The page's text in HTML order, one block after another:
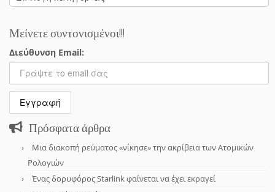
Μείνετε συντονισμένοι!!!
Διεύθυνση Email:
Πρόσφατα άρθρα
Μια διακοπή ρεύματος «νίκησε» την ακρίβεια των Ατομικών
Ρολογιών
Ένας δορυφόρος Starlink φαίνεται να έχει εκραγεί